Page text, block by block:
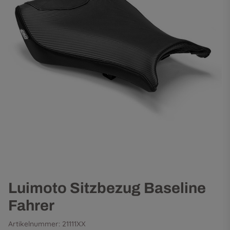
Luimoto Sitzbezug Baseline
Fahrer
Artikelnummer: 21111XX